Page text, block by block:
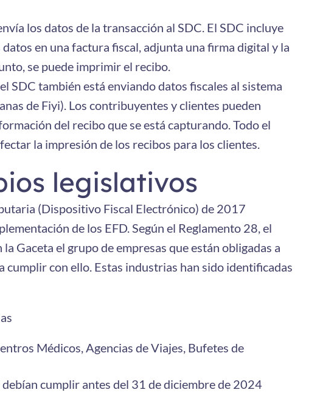
los datos de la transacción al SDC. El SDC incluye
en una factura fiscal, adjunta una firma digital y la
se puede imprimir el recibo.
SDC también está enviando datos fiscales al sistema
de Fiyi). Los contribuyentes y clientes pueden
del recibo que se está capturando. Todo el
la impresión de los recibos para los clientes.
legislativos
(Dispositivo Fiscal Electrónico) de 2017
de los EFD. Según el Reglamento 28, el
Gaceta el grupo de empresas que están obligadas a
cumplir con ello. Estas industrias han sido identificadas
Médicos, Agencias de Viajes, Bufetes de
cumplir antes del 31 de diciembre de 2024